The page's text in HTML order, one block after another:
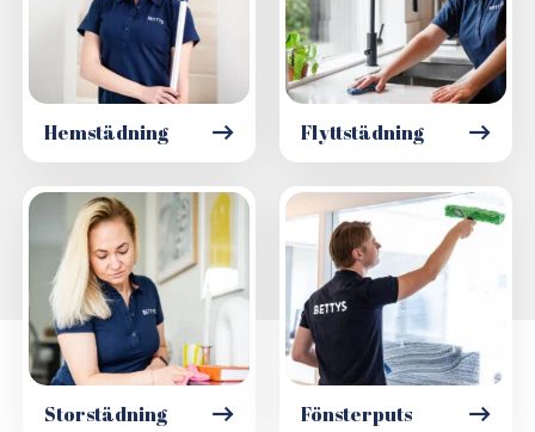
Hemstädning Flyttstädning
Storstädning Fönsterputs